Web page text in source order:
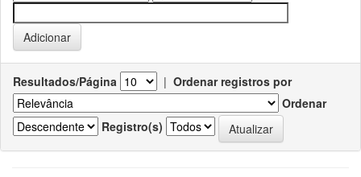
Resultados/Página | Ordenar registros por
Ordenar
Registro(s)